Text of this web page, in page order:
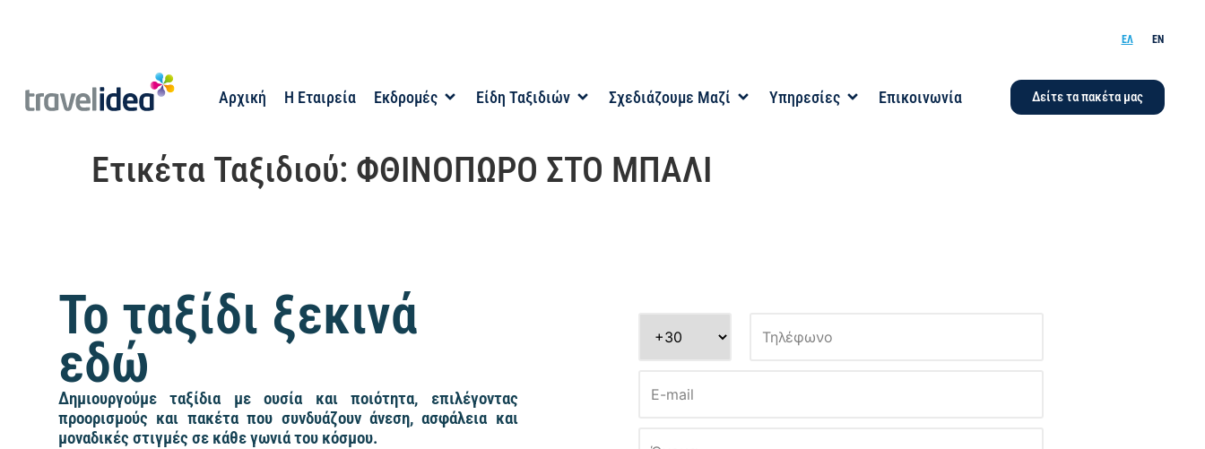
ΕΛ EN
Αρχική Η Εταιρεία Εκδρομές Είδη Ταξιδιών Σχεδιάζουμε Μαζί Υπηρεσίες Επικοινωνία Δείτε τα πακέτα μας
Ετικέτα Ταξιδιού: ΦΘΙΝΟΠΩΡΟ ΣΤΟ ΜΠΑΛΙ
Το ταξίδι ξεκινά
εδώ
Δημιουργούμε ταξίδια με ουσία και ποιότητα, επιλέγοντας
προορισμούς και πακέτα που συνδυάζουν άνεση, ασφάλεια και
μοναδικές στιγμές σε κάθε γωνιά του κόσμου.